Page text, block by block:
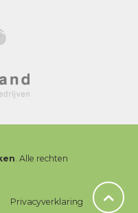
. Alle rechten
Privacyverklaring